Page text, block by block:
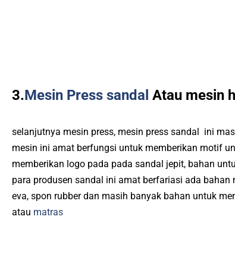
3.Mesin Press sandal Atau mesin
selanjutnya mesin press, mesin press sandal ini
mesin ini amat berfungsi untuk memberikan motif
memberikan logo pada pada sandal jepit, bahan
para produsen sandal ini amat berfariasi ada
eva, spon rubber dan masih banyak bahan untuk
atau matras